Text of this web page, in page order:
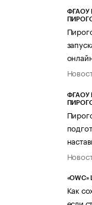
ФГАОУ
ФГАОУ
«OWC»
Как